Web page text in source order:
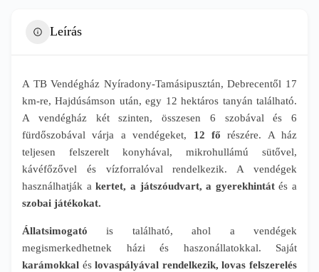
Leírás
A TB Vendégház Nyíradony-Tamásipusztán, Debrecentől 17
km-re, Hajdúsámson után, egy 12 hektáros tanyán található.
A vendégház két szinten, összesen 6 szobával és 6
fürdőszobával várja a vendégeket, 12 fő részére. A ház
teljesen felszerelt konyhával, mikrohullámú sütővel,
kávéfőzővel és vízforralóval rendelkezik. A vendégek
használhatják akertet, a játszóudvart, a gyerekhintátés a
szobai játékokat.
Állatsimogató is található, ahol a vendégek
megismerkedhetnek házi és haszonállatokkal. Saját
karámokkal éslovaspályával rendelkezik, lovas felszerelés